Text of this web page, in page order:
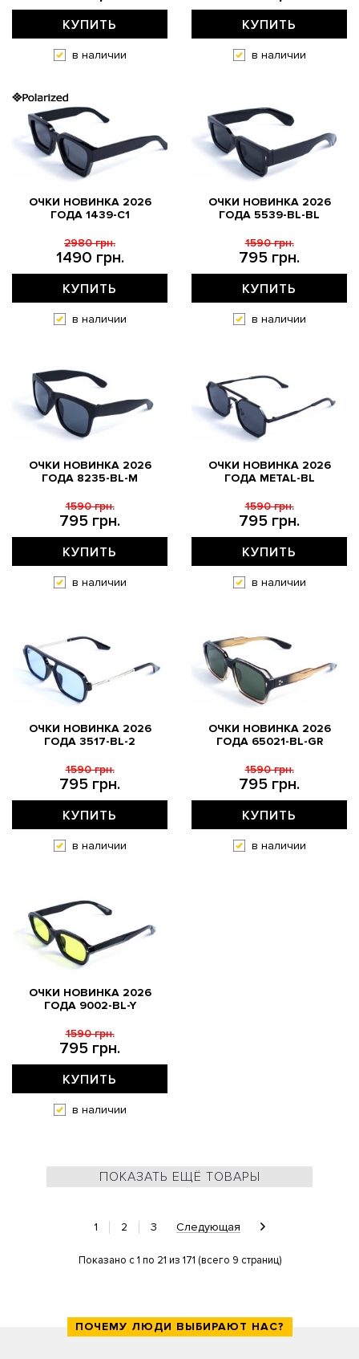
КУПИТЬ
в наличии
КУПИТЬ
в наличии
ОЧКИ НОВИНКА 2026
ГОДА 1439-C1
1490 грн.
2980 грн.
КУПИТЬ
в наличии
ОЧКИ НОВИНКА 2026
ГОДА 5539-BL-BL
795 грн.
1590 грн.
КУПИТЬ
в наличии
ОЧКИ НОВИНКА 2026
ГОДА 8235-BL-M
795 грн.
1590 грн.
КУПИТЬ
в наличии
ОЧКИ НОВИНКА 2026
ГОДА METAL-BL
795 грн.
1590 грн.
КУПИТЬ
в наличии
ОЧКИ НОВИНКА 2026
ГОДА 3517-BL-2
795 грн.
1590 грн.
КУПИТЬ
в наличии
ОЧКИ НОВИНКА 2026
ГОДА 65021-BL-GR
795 грн.
1590 грн.
КУПИТЬ
в наличии
ОЧКИ НОВИНКА 2026
ГОДА 9002-BL-Y
795 грн.
1590 грн.
КУПИТЬ
в наличии
ПОКАЗАТЬ ЕЩЁ ТОВАРЫ
1 2 3 Следующая
Показано с 1 по 21 из 171 (всего 9 страниц)
ПОЧЕМУ ЛЮДИ ВЫБИРАЮТ НАС?